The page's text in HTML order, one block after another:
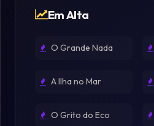
Em Alta
O Grande Nada
A Ilha no Mar
O Grito do Eco